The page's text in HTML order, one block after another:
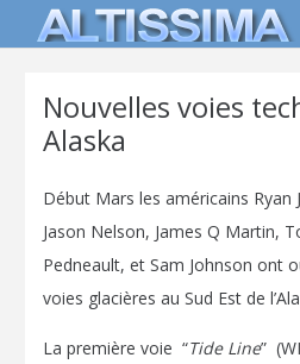
Nouvelles voies
Alaska
Début Mars les américains Ryan
Jason Nelson, James Q Martin,
Pedneault, et Sam Johnson ont
voies glacières au Sud Est de
La première voie “Tide Line”